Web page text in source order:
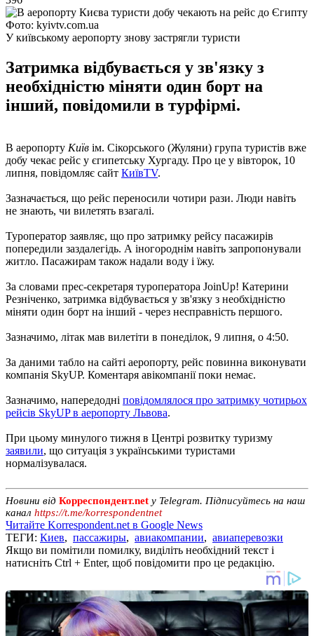
Фото: kyivtv.com.ua
У київському аеропорту знову застрягли туристи
Затримка відбувається у зв'язку з
необхідністю міняти один борт на
інший, повідомили в турфірмі.
В аеропорту Київ ім. Сікорського (Жуляни) група туристів вже
добу чекає рейс у єгипетську Хургаду. Про це у вівторок, 10
липня, повідомляє сайт КиївTV.
Зазначається, що рейс переносили чотири рази. Люди навіть
не знають, чи вилетять взагалі.
Туроператор заявляє, що про затримку рейсу пасажирів
попередили заздалегідь. А іногороднім навіть запропонували
житло. Пасажирам також надали воду і їжу.
За словами прес-секретаря туроператора JoinUp! Катерини
Резніченко, затримка відбувається у зв'язку з необхідністю
міняти один борт на інший - через несправність першого.
Зазначимо, літак мав вилетіти в понеділок, 9 липня, о 4:50.
За даними табло на сайті аеропорту, рейс повинна виконувати
компанія SkyUP. Коментаря авікомпанії поки немає.
Зазначимо, напередодні повідомлялося про затримку чотирьох
рейсів SkyUP в аеропорту Львова.
При цьому минулого тижня в Центрі розвитку туризму
заявили, що ситуація з українськими туристами
нормалізувалася.
Новини від Корреспондент.net у Telegram. Підписуйтесь на наш
канал https://t.me/korrespondentnet
Читайте Korrespondent.net в Google News
ТЕГИ: Киев, пассажиры, авиакомпании, авиаперевозки
Якщо ви помітили помилку, виділіть необхідний текст і
натисніть Ctrl + Enter, щоб повідомити про це редакцію.